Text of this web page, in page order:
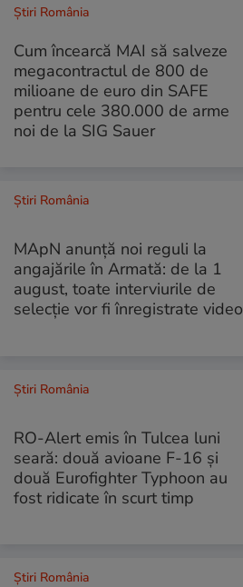
Știri România
Cum încearcă MAI să salveze
megacontractul de 800 de
milioane de euro din SAFE
pentru cele 380.000 de arme
noi de la SIG Sauer
Știri România
MApN anunță noi reguli la
angajările în Armată: de la 1
august, toate interviurile de
selecție vor fi înregistrate video
Știri România
RO-Alert emis în Tulcea luni
seară: două avioane F-16 și
două Eurofighter Typhoon au
fost ridicate în scurt timp
Știri România